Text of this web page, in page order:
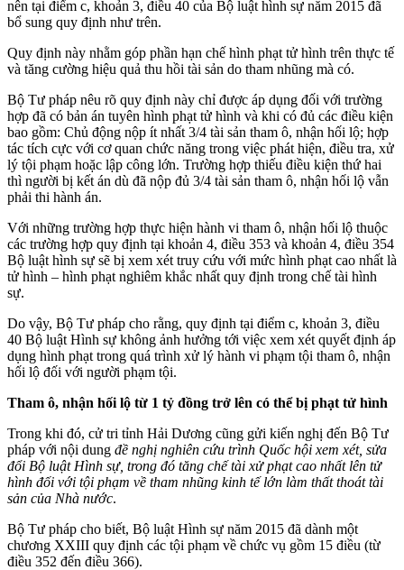
nên tại điểm c, khoản 3, điều 40 của Bộ luật hình sự năm 2015 đã
bổ sung quy định như trên.
Quy định này nhằm góp phần hạn chế hình phạt tử hình trên thực tế
và tăng cường hiệu quả thu hồi tài sản do tham nhũng mà có.
Bộ Tư pháp nêu rõ quy định này chỉ được áp dụng đối với trường
hợp đã có bản án tuyên hình phạt tử hình và khi có đủ các điều kiện
bao gồm: Chủ động nộp ít nhất 3/4 tài sản tham ô, nhận hối lộ; hợp
tác tích cực với cơ quan chức năng trong việc phát hiện, điều tra, xử
lý tội phạm hoặc lập công lớn. Trường hợp thiếu điều kiện thứ hai
thì người bị kết án dù đã nộp đủ 3/4 tài sản tham ô, nhận hối lộ vẫn
phải thi hành án.
Với những trường hợp thực hiện hành vi tham ô, nhận hối lộ thuộc
các trường hợp quy định tại khoản 4, điều 353 và khoản 4, điều 354
Bộ luật hình sự sẽ bị xem xét truy cứu với mức hình phạt cao nhất là
tử hình – hình phạt nghiêm khắc nhất quy định trong chế tài hình
sự.
Do vậy, Bộ Tư pháp cho rằng, quy định tại điểm c, khoản 3, điều
40 Bộ luật Hình sự không ảnh hưởng tới việc xem xét quyết định áp
dụng hình phạt trong quá trình xử lý hành vi phạm tội tham ô, nhận
hối lộ đối với người phạm tội.
Tham ô, nhận hối lộ từ 1 tỷ đồng trở lên có thể bị phạt tử hình
Trong khi đó, cử tri tỉnh Hải Dương cũng gửi kiến nghị đến Bộ Tư
pháp với nội dung đề nghị nghiên cứu trình Quốc hội xem xét, sửa
đổi Bộ luật Hình sự, trong đó tăng chế tài xử phạt cao nhất lên tử
hình đối với tội phạm về tham nhũng kinh tế lớn làm thất thoát tài
sản của Nhà nước.
Bộ Tư pháp cho biết, Bộ luật Hình sự năm 2015 đã dành một
chương XXIII quy định các tội phạm về chức vụ gồm 15 điều (từ
điều 352 đến điều 366).